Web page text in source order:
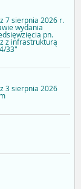
7 sierpnia 2026 r.
wydania
pn.
z infrastrukturą
33"
3 sierpnia 2026